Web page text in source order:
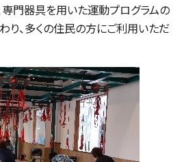
専門器具を用いた運動プログラムの
り、多くの住民の方にご利用いただ